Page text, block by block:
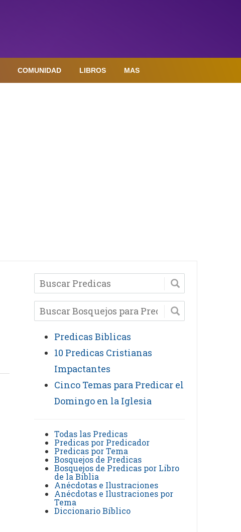
COMUNIDAD LIBROS MAS
Predicas Biblicas
10 Predicas Cristianas
Impactantes
Cinco Temas para Predicar el
Domingo en la Iglesia
Todas las Predicas
Predicas por Predicador
Predicas por Tema
Bosquejos de Predicas
Bosquejos de Predicas por Libro
de la Biblia
Anécdotas e Ilustraciones
Anécdotas e Ilustraciones por
Tema
Diccionario Bíblico